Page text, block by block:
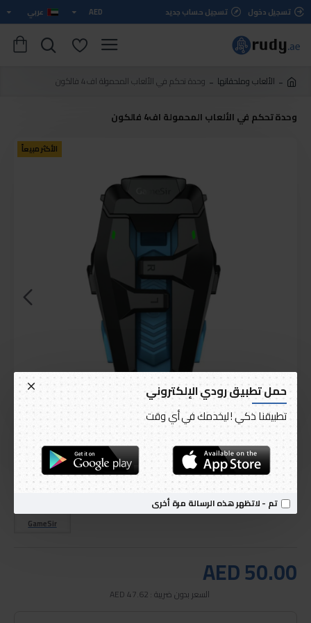
حمل تطبيق رودي الإلكتروني
تطبيقنا ذكي ! ليخدمك في أي وقت
تم - لاتظهر هذه الرسالة مرة أخرى
تسجيل دخول تسجيل حساب جديد AED عربي
الألعاب وملحقاتها وحدة تحكم في الألعاب المحمولة اف4 فالكون
وحدة تحكم في الألعاب المحمولة اف4 فالكون
الأكثر مبيعاً
التوصيل خلال 1 إلى 3 أيام
AED 50.00
السعر بدون ضريبة : AED 47.62
متوفر
الموديل: Mobile Game Controllers F4 Falcon
الرمز العالمي للمنتج:gamesir F4
GameSir